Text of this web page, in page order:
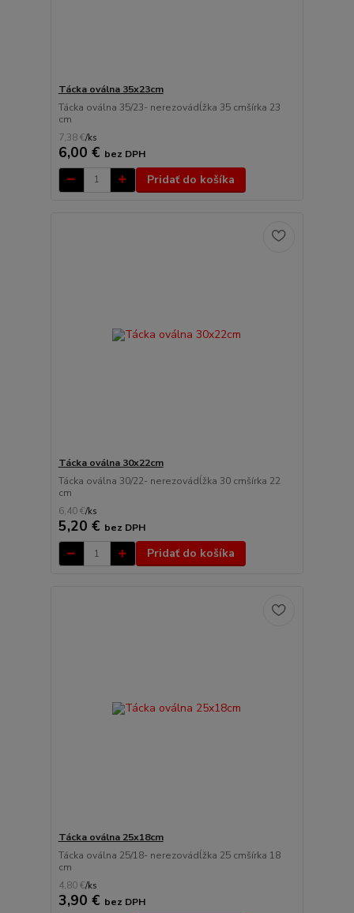
Tácka oválna 35x23cm
Tácka oválna 35/23- nerezovádĺžka 35 cmšírka 23
cm
7,38 €/ks
6,00 € bez DPH
Pridať do košíka
Tácka oválna 30x22cm
Tácka oválna 30/22- nerezovádĺžka 30 cmšírka 22
cm
6,40 €/ks
5,20 € bez DPH
Pridať do košíka
Tácka oválna 25x18cm
Tácka oválna 25/18- nerezovádĺžka 25 cmšírka 18
cm
4,80 €/ks
3,90 € bez DPH